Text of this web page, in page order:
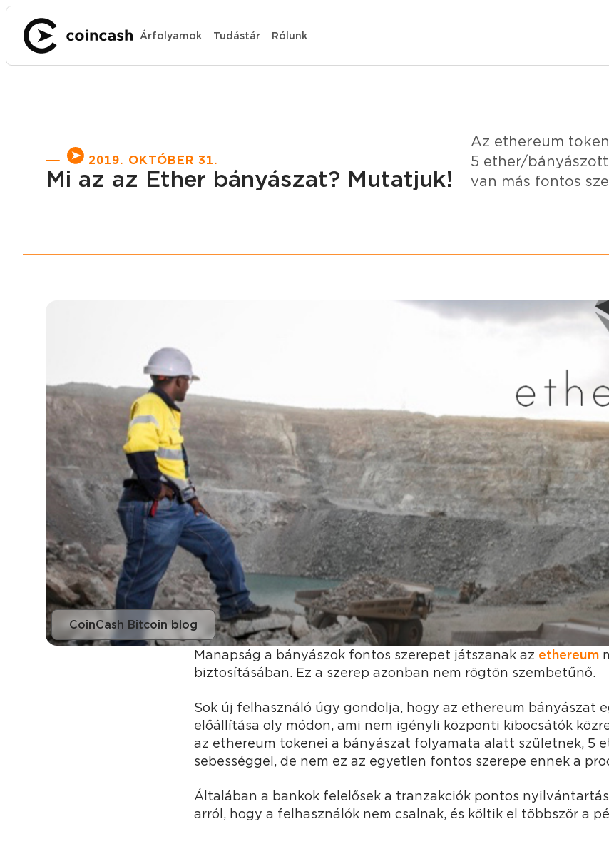
Árfolyamok Tudástár Rólunk
2019. OKTÓBER 31.
Mi az az Ether bányászat? Mutatjuk!
Az ethereum
5 ether/
van más fontos
CoinCash Bitcoin blog
Manapság a bányászok fontos szerepet játszanak az ethereum
biztosításában. Ez a szerep azonban nem rögtön szembetűnő.
Sok új felhasználó úgy gondolja, hogy az ethereum bányászat
előállítása oly módon, ami nem igényli központi kibocsátók
az ethereum tokenei a bányászat folyamata alatt születnek, 5
sebességgel, de nem ez az egyetlen fontos szerepe ennek a
Általában a bankok felelősek a tranzakciók pontos
arról, hogy a felhasználók nem csalnak, és költik el többször a